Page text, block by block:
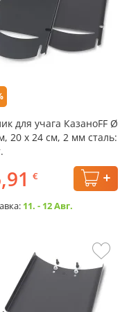
для учага КазаноFF Ø
20 x 24 см, 2 мм сталь:
€
11. - 12 Авг.